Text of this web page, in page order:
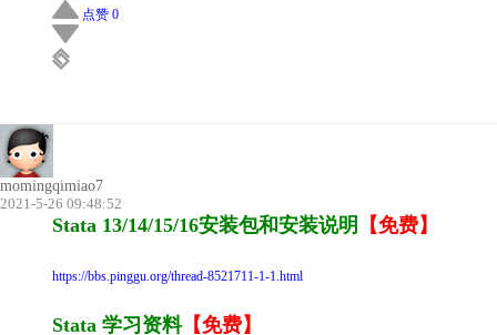
点赞 0
momingqimiao7
2021-5-26 09:48:52
Stata 13/14/15/16安装包和安装说明 【免费】
https://bbs.pinggu.org/thread-8521711-1-1.html
Stata 学习资料【免费】